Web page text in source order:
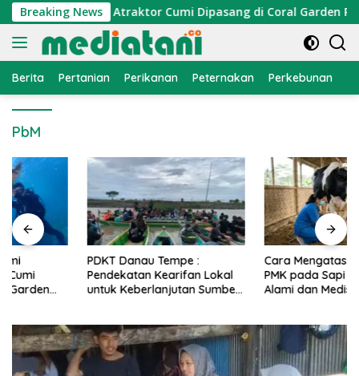
Langsung
ke
konten
Breaking News
Nelayan, Atraktor Cumi Dipasang di Coral Garden Pulau
Berita Pertanian Perikanan Peternakan Perkebunan
PbM
PDKT Danau Tempe :
Pendekatan Kearifan Lokal
untuk Keberlanjutan Sumber
Cara Mengatasi Penyakit
PMK pada Sapi Perah Secara
Alami dan Medis